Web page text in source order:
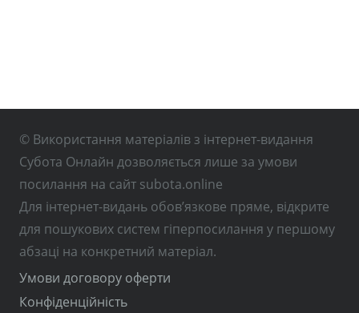
© Використання матеріалів з інтернет-видання
Субота Онлайн дозволяється лише за умови
посилання на сайт subota.online
Для інтернет-видань обов’язкове пряме, відкрите
для пошукових систем гіперпосилання у першому
абзаці на конкретний матеріал.
Умови договору оферти
Конфіденційність